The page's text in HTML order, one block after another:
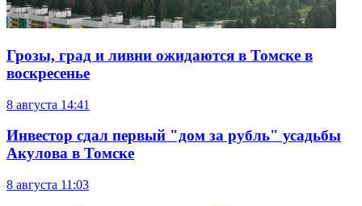
Грозы, град и ливни ожидаются в Томске в
воскресенье
8 августа 14:41
Инвестор сдал первый "дом за рубль" усадьбы
Акулова в Томске
8 августа 11:03